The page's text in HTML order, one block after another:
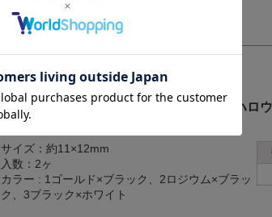
M6250
エポチャーム 魔女の帽子 立体 魔法使い ハロ
ヶ）
サイズ：約11×12mm
入数：2ヶ
カラー : 1ゴールド×ブラック、2ロジウム×ブラッ
ク、3ブラック×ホワイト